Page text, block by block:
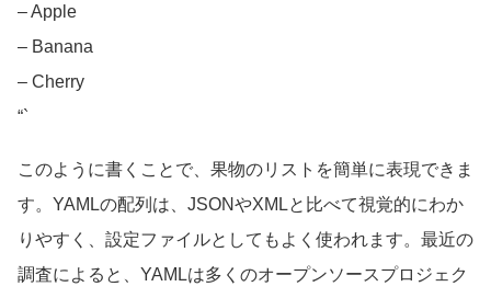
– Apple
– Banana
– Cherry
“`
このように書くことで、果物のリストを簡単に表現できま
す。YAMLの配列は、JSONやXMLと比べて視覚的にわか
りやすく、設定ファイルとしてもよく使われます。最近の
調査によると、YAMLは多くのオープンソースプロジェク